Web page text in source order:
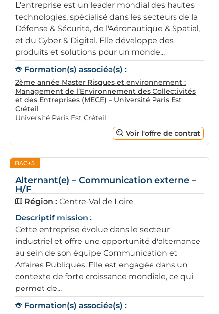
L'entreprise est un leader mondial des hautes
technologies, spécialisé dans les secteurs de la
Défense & Sécurité, de l'Aéronautique & Spatial,
et du Cyber & Digital. Elle développe des
produits et solutions pour un monde...
Formation(s) associée(s) :
2ème année Master Risques et environnement :
Management de l’Environnement des Collectivités
et des Entreprises (MECE) – Université Paris Est
Créteil
Université Paris Est Créteil
Voir l'offre de contrat
BAC+5
Alternant(e) – Communication externe –
H/F
Région : Centre-Val de Loire
Descriptif mission :
Cette entreprise évolue dans le secteur
industriel et offre une opportunité d'alternance
au sein de son équipe Communication et
Affaires Publiques. Elle est engagée dans un
contexte de forte croissance mondiale, ce qui
permet de...
Formation(s) associée(s) :